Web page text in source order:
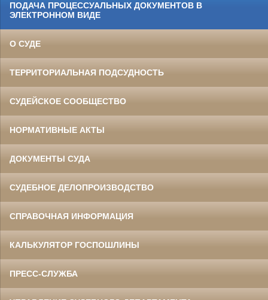
ПОДАЧА ПРОЦЕССУАЛЬНЫХ ДОКУМЕНТОВ В
ЭЛЕКТРОННОМ ВИДЕ
О СУДЕ
ТЕРРИТОРИАЛЬНАЯ ПОДСУДНОСТЬ
СУДЕЙСКОЕ СООБЩЕСТВО
НОРМАТИВНЫЕ АКТЫ
ДОКУМЕНТЫ СУДА
СУДЕБНОЕ ДЕЛОПРОИЗВОДСТВО
СПРАВОЧНАЯ ИНФОРМАЦИЯ
КАЛЬКУЛЯТОР ГОСПОШЛИНЫ
ПРЕСС-СЛУЖБА